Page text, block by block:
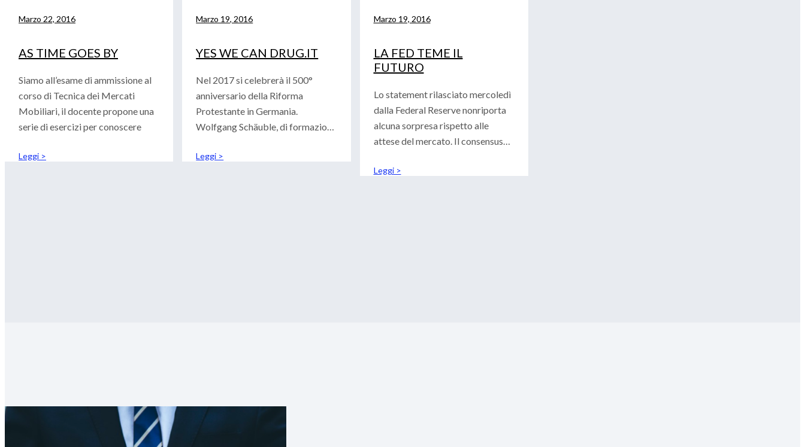
Marzo 22, 2016
AS TIME GOES BY
Siamo all’esame di ammissione al
corso di Tecnica dei Mercati
Mobiliari, il docente propone una
serie di esercizi per conoscere
Leggi >
Marzo 19, 2016
YES WE CAN DRUG.IT
Nel 2017 si celebrerà il 500°
anniversario della Riforma
Protestante in Germania.
Wolfgang Schäuble, di formazione
Leggi >
Marzo 19, 2016
LA FED TEME IL
FUTURO
Lo statement rilasciato mercoledì
dalla Federal Reserve nonriporta
alcuna sorpresa rispetto alle
attese del mercato. Il consensus
Leggi >